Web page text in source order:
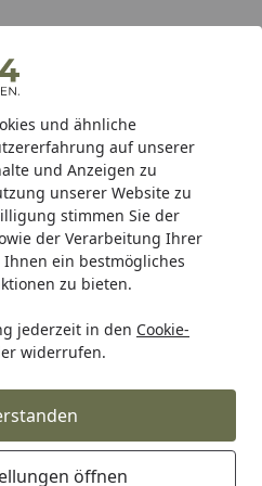
und ähnliche
auf unserer
und Anzeigen zu
unserer Website zu
stimmen Sie der
der Verarbeitung Ihrer
ein bestmögliches
zu bieten.
jederzeit in den Cookie-
widerrufen.
öffnen
Hotline
Sandfilteranlage & Pool-
bis 468,99€)
& Fahrradbedarf
EYE Strap 54 cm